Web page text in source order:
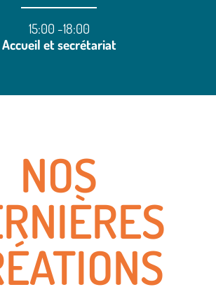
15:00 -18:00
Accueil et secrétariat
NOS